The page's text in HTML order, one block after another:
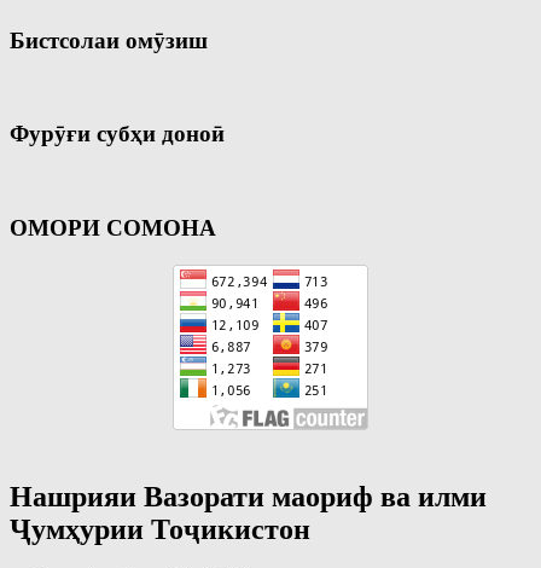
Бистсолаи омӯзиш
Фурӯғи субҳи доноӣ
ОМОРИ СОМОНА
Нашрияи Вазорати маориф ва илми
Ҷумҳурии Тоҷикистон